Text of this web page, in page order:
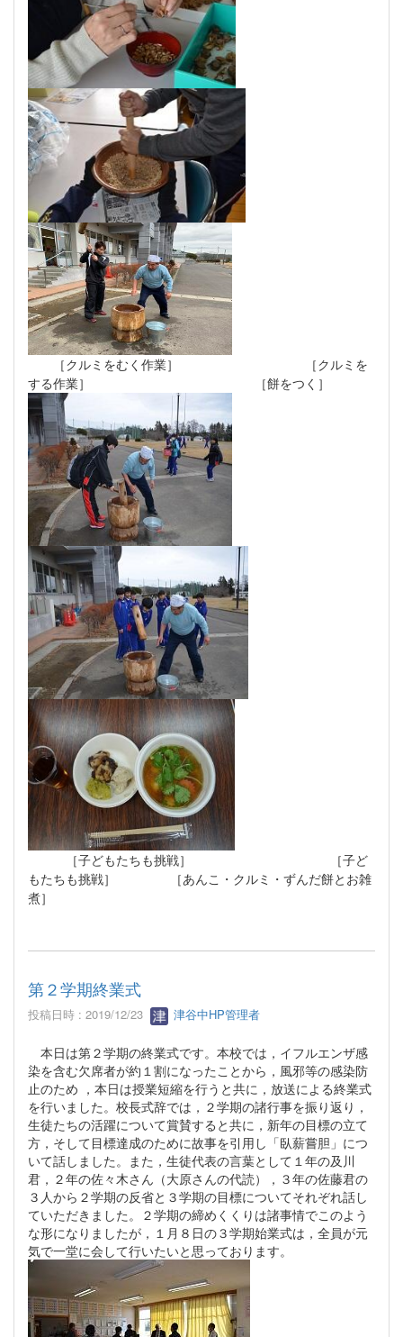
［クルミをむく作業］ ［クルミを
する作業］ ［餅をつく］
［子どもたちも挑戦］ ［子ど
もたちも挑戦］ ［あんこ・クルミ・ずんだ餅とお雑
煮］
第２学期終業式
投稿日時 : 2019/12/23 津谷中HP管理者
本日は第２学期の終業式です。本校では，イフルエンザ感
染を含む欠席者が約１割になったことから，風邪等の感染防
止のため ，本日は授業短縮を行うと共に，放送による終業式
を行いました。校長式辞では，２学期の諸行事を振り返り，
生徒たちの活躍について賞賛すると共に，新年の目標の立て
方，そして目標達成のために故事を引用し「臥薪嘗胆」につ
いて話しました。また，生徒代表の言葉として１年の及川
君，２年の佐々木さん（大原さんの代読），３年の佐藤君の
３人から２学期の反省と３学期の目標についてそれぞれ話し
ていただきました。２学期の締めくくりは諸事情でこのよう
な形になりましたが，１月８日の３学期始業式は，全員が元
気で一堂に会して行いたいと思っております。